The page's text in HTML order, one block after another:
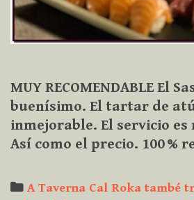
MUY RECOMENDABLE El
buenísimo. El tartar de
inmejorable. El servicio
Así como el precio. 100 %
Categories
A Taverna Cal Roka també